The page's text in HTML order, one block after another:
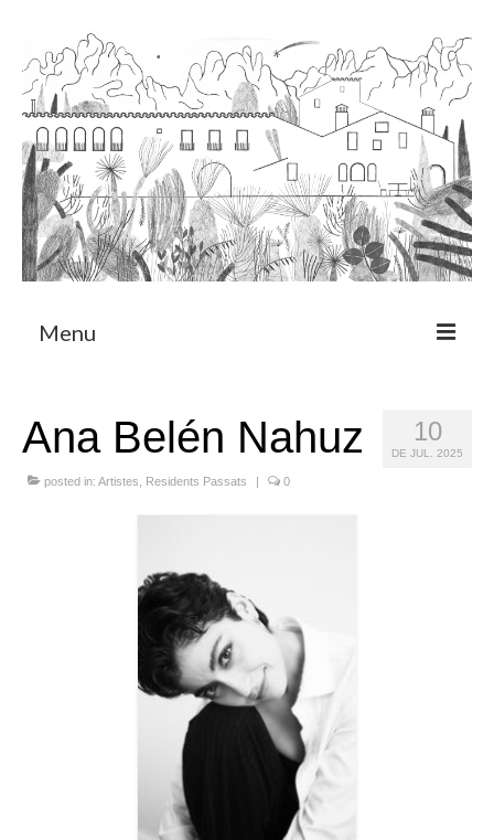
Menu
Programa de Residència
CRUCERO
10
DE JUL. 2025
Ana Belén Nahuz
posted in: Artistes Residents Passats | 0